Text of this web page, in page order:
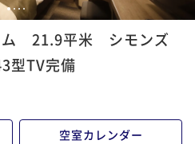
ポイント即利用で最大5％OFF
¥33,200~
¥ 31,540 ~
22時間ステイプラン♪≪素
IN 13:00 - 29:00 OUT11:00
1234
ム 21.9平米 シモンズ
TV完備
空室カレンダー